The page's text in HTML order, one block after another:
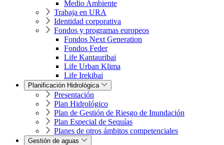
Medio Ambiente
Trabaja en URA
Identidad corporativa
Fondos y programas europeos
Fondos Next Generation
Fondos Feder
Life Kantauribai
Life Urban Klima
Life Irekibai
Planificación Hidrológica
Presentación
Plan Hidrológico
Plan de Gestión de Riesgo de Inundación
Plan Especial de Sequías
Planes de otros ámbitos competenciales
Gestión de aguas